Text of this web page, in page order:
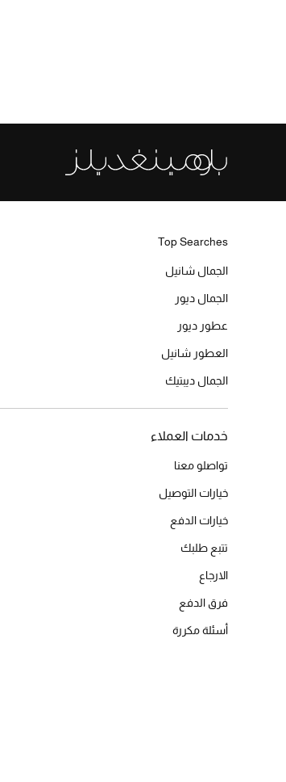
Top Searches
الجمال شانيل
الجمال ديور
عطور ديور
العطور شانيل
الجمال ديبتيك
خدمات العملاء
تواصلو معنا
خيارات التوصيل
خيارات الدفع
تتبع طلبك
الارجاع
فرق الدفع
أسئلة مكررة